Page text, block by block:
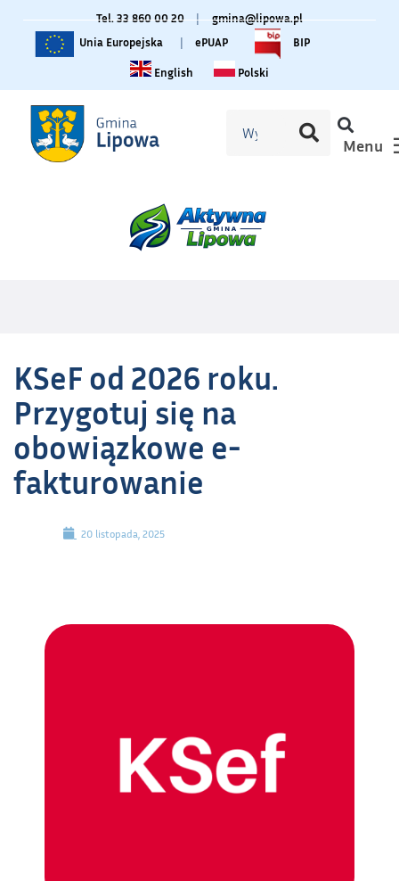
Tel. 33 860 00 20 |
gmina@lipowa.pl
Unia Europejska
| ePUAP
BIP
Change language to English
English Zmiana języka na polski
Polski
Menu
KSeF od 2026 roku.
Przygotuj się na
obowiązkowe e-
fakturowanie
20 listopada, 2025